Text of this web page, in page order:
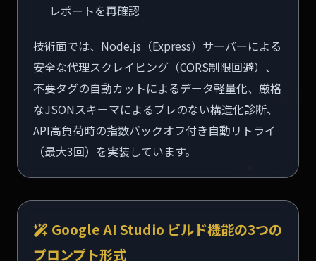
レポートを再確認
技術面では、Node.js（Express）サーバーによる
安全な代理スクレイピング（CORS制限回避）、
不要タグの自動カットによるデータ軽量化、厳格
なJSONスキーマによるブレのない構造化診断、
API高負荷時の指数バックオフ付き自動リトライ
（最大3回）を実装しています。
Google AI Studio ビルド機能の3つの
プロンプト形式